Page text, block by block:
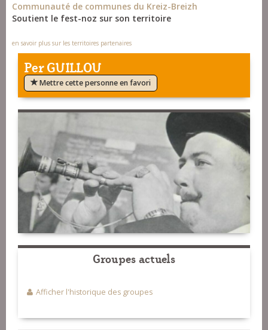
Communauté de communes du Kreiz-Breizh
Soutient le fest-noz sur son territoire
en savoir plus sur les territoires partenaires
Per GUILLOU
Mettre cette personne en favori
Groupes actuels
Afficher l'historique des groupes